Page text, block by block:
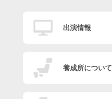
出演情報
養成所について